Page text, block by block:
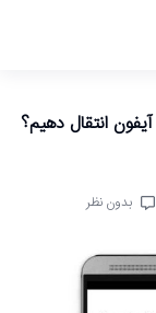
انتقال دهیم؟
بدون نظر